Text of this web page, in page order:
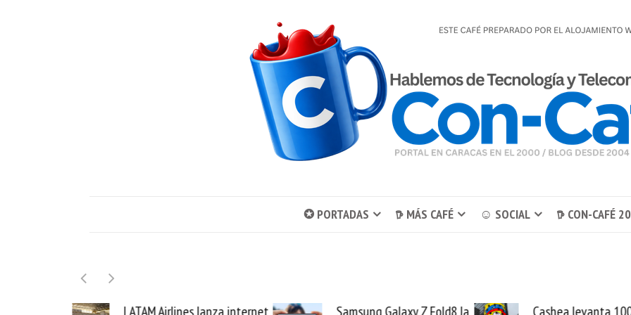
✪ PORTADAS 𖠚 MÁS CAFÉ ☺ SOCIAL 𖠚 CON-CAFÉ